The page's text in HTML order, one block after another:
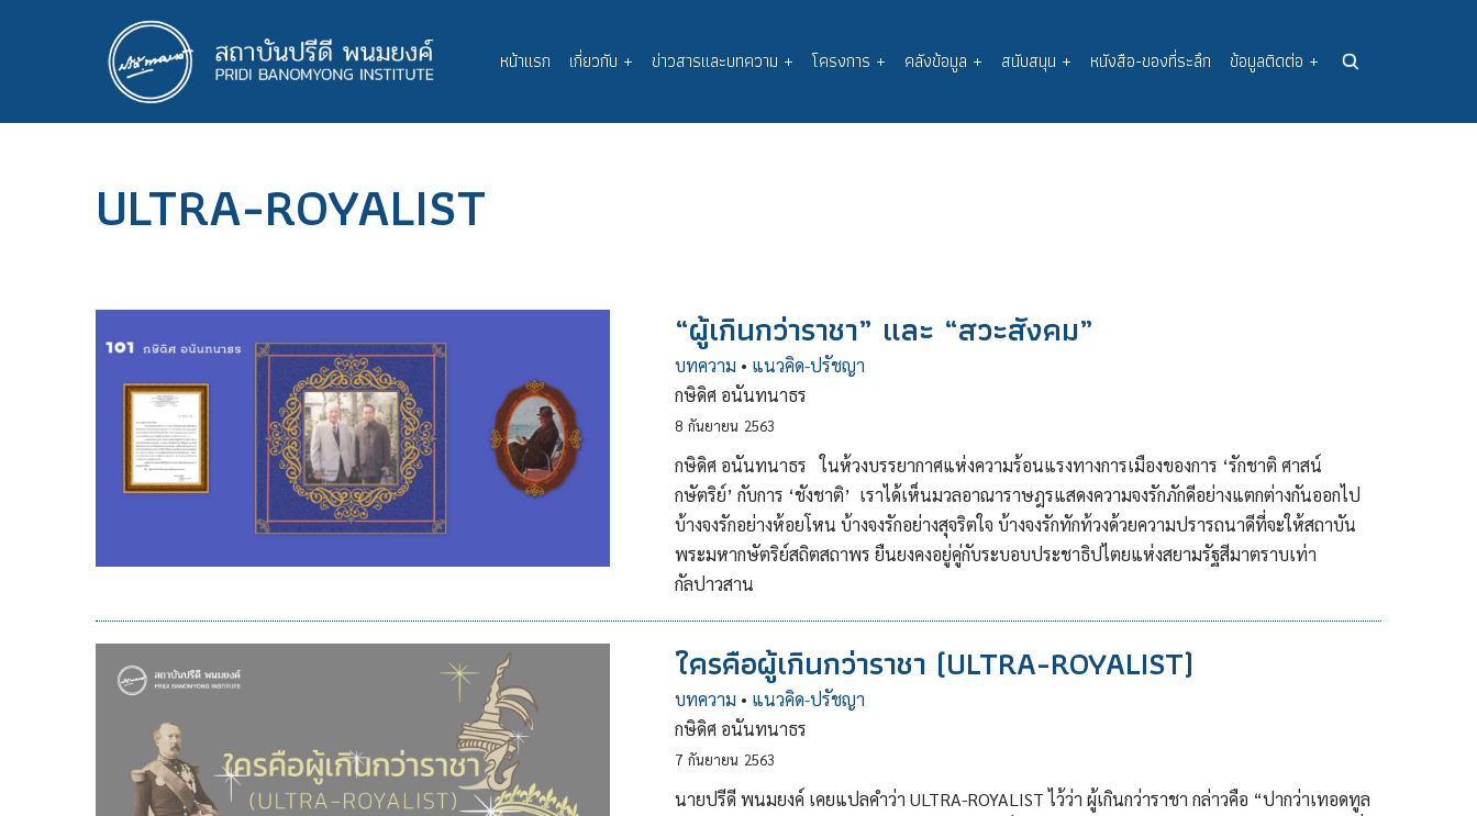
Main
navigation
หน้าแรก เกี่ยวกับ + ข่าวสารและบทความ + โครงการ + คลังข้อมูล + สนับสนุน + หนังสือ-ของที่ระลึก ข้อมูลติดต่อ +
ULTRA-ROYALIST
“ผู้เกินกว่าราชา” และ “สวะสังคม”
บทความ • แนวคิด-ปรัชญา
กษิดิศ อนันทนาธร
8 กันยายน 2563
กษิดิศ อนันทนาธร ในห้วงบรรยากาศแห่งความร้อนแรงทางการเมืองของการ ‘รักชาติ ศาสน์
กษัตริย์’ กับการ ‘ชังชาติ’ เราได้เห็นมวลอาณาราษฎรแสดงความจงรักภักดีอย่างแตกต่างกันออกไป
บ้างจงรักอย่างห้อยโหน บ้างจงรักอย่างสุจริตใจ บ้างจงรักทักท้วงด้วยความปรารถนาดีที่จะให้สถาบัน
พระมหากษัตริย์สถิตสถาพร ยืนยงคงอยู่คู่กับระบอบประชาธิปไตยแห่งสยามรัฐสีมาตราบเท่า
กัลปาวสาน
ใครคือผู้เกินกว่าราชา (ULTRA-ROYALIST)
บทความ • แนวคิด-ปรัชญา
กษิดิศ อนันทนาธร
7 กันยายน 2563
นายปรีดี พนมยงค์ เคยแปลคำว่า ULTRA-ROYALIST ไว้ว่า ผู้เกินกว่าราชา กล่าวคือ “ปากว่าเทอดทูล